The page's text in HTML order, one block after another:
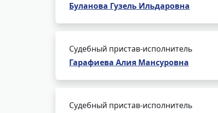
Буланова Гузель Ильдаровна
Судебный пристав-исполнитель
Гарафиева Алия Мансуровна
Судебный пристав-исполнитель